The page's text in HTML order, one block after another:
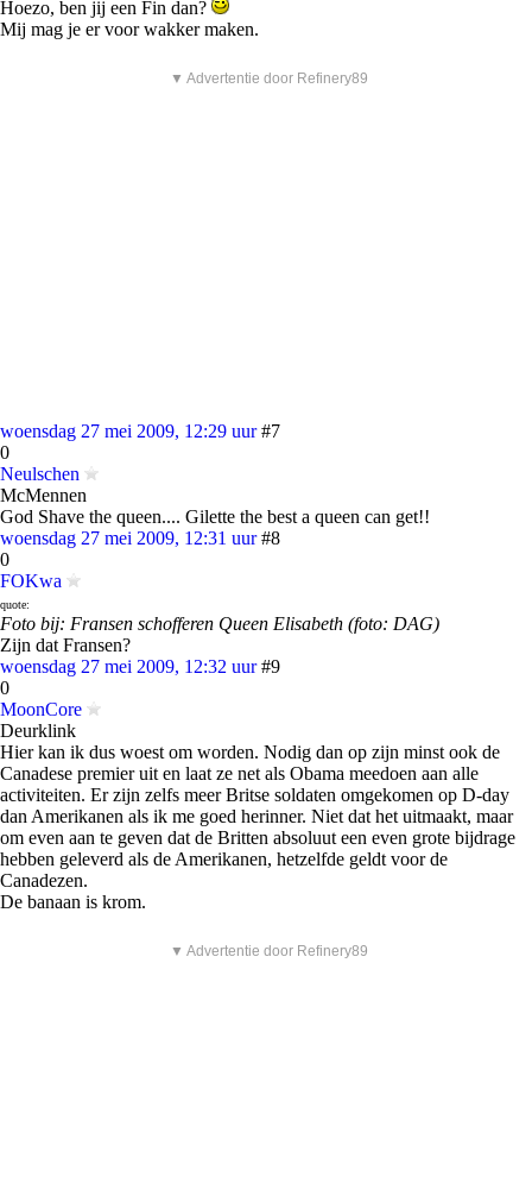
Hoezo, ben jij een Fin dan?
Mij mag je er voor wakker maken.
▼ Advertentie door Refinery89
woensdag 27 mei 2009, 12:29 uur #7
0
Neulschen
McMennen
God Shave the queen.... Gilette the best a queen can get!!
woensdag 27 mei 2009, 12:31 uur #8
0
FOKwa
quote:
Foto bij: Fransen schofferen Queen Elisabeth (foto: DAG)
Zijn dat Fransen?
woensdag 27 mei 2009, 12:32 uur #9
0
MoonCore
Deurklink
Hier kan ik dus woest om worden. Nodig dan op zijn minst ook de
Canadese premier uit en laat ze net als Obama meedoen aan alle
activiteiten. Er zijn zelfs meer Britse soldaten omgekomen op D-day
dan Amerikanen als ik me goed herinner. Niet dat het uitmaakt, maar
om even aan te geven dat de Britten absoluut een even grote bijdrage
hebben geleverd als de Amerikanen, hetzelfde geldt voor de
Canadezen.
De banaan is krom.
▼ Advertentie door Refinery89